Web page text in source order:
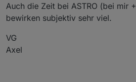
Auch die Zeit bei ASTRO (bei mir
bewirken subjektiv sehr viel.
VG
Axel